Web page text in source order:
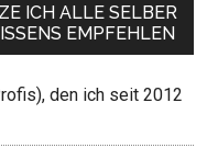
ICH ALLE SELBER
EMPFEHLEN
den ich seit 2012